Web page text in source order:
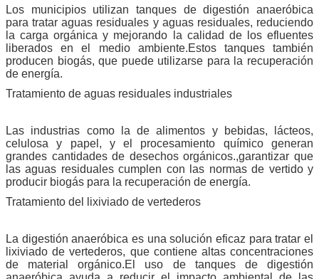
Los municipios utilizan tanques de digestión anaeróbica
para tratar aguas residuales y aguas residuales, reduciendo
la carga orgánica y mejorando la calidad de los efluentes
liberados en el medio ambiente.Estos tanques también
producen biogás, que puede utilizarse para la recuperación
de energía.
Tratamiento de aguas residuales industriales
Las industrias como la de alimentos y bebidas, lácteos,
celulosa y papel, y el procesamiento químico generan
grandes cantidades de desechos orgánicos.,garantizar que
las aguas residuales cumplen con las normas de vertido y
producir biogás para la recuperación de energía.
Tratamiento del lixiviado de vertederos
La digestión anaeróbica es una solución eficaz para tratar el
lixiviado de vertederos, que contiene altas concentraciones
de material orgánico.El uso de tanques de digestión